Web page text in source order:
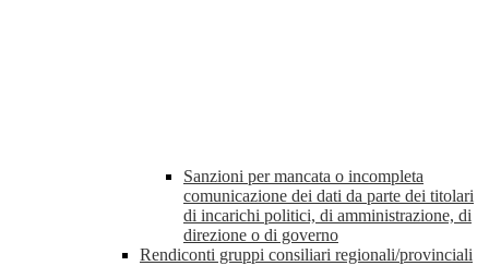
Sanzioni per mancata o incompleta
comunicazione dei dati da parte dei titolari
di incarichi politici, di amministrazione, di
direzione o di governo
Rendiconti gruppi consiliari regionali/provinciali